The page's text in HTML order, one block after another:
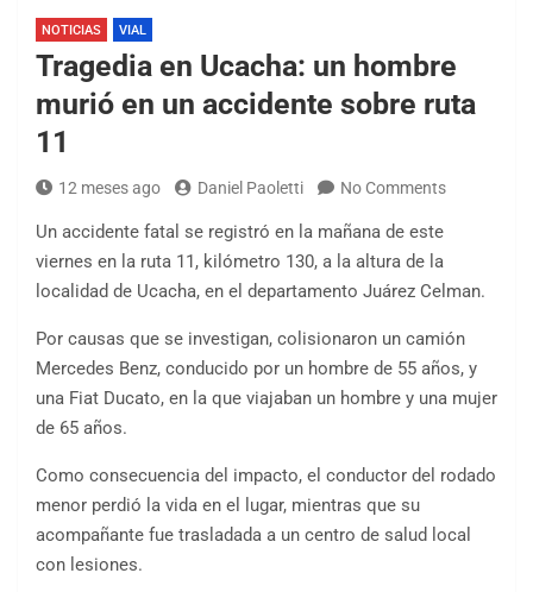
NOTICIAS VIAL
Tragedia en Ucacha: un hombre
murió en un accidente sobre ruta
11
12 meses ago Daniel Paoletti No Comments
Un accidente fatal se registró en la mañana de este
viernes en la ruta 11, kilómetro 130, a la altura de la
localidad de Ucacha, en el departamento Juárez Celman.
Por causas que se investigan, colisionaron un camión
Mercedes Benz, conducido por un hombre de 55 años, y
una Fiat Ducato, en la que viajaban un hombre y una mujer
de 65 años.
Como consecuencia del impacto, el conductor del rodado
menor perdió la vida en el lugar, mientras que su
acompañante fue trasladada a un centro de salud local
con lesiones.